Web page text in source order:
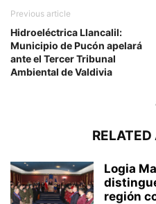
Previous article
Hidroeléctrica Llancalil:
Municipio de Pucón apelará
ante el Tercer Tribunal
Ambiental de Valdivia
Logia
región